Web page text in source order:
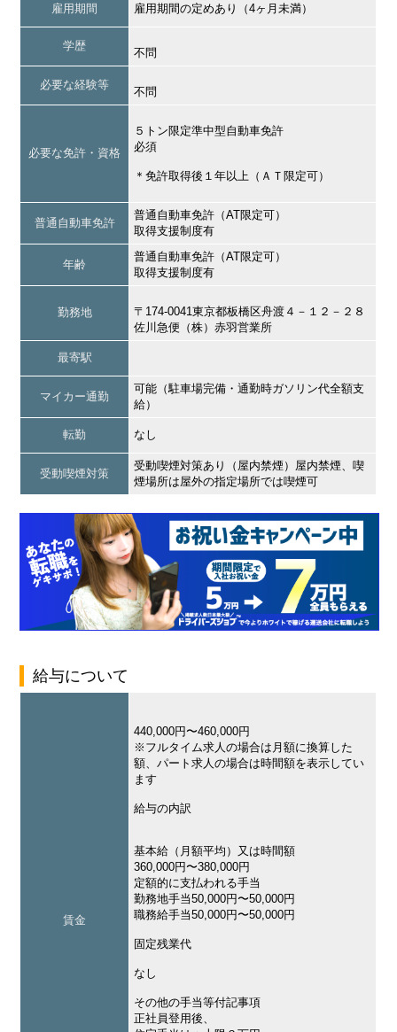
雇用期間 雇用期間の定めあり（4ヶ月未満）
学歴
不問
必要な経験等
不問
必要な免許・資格
５トン限定準中型自動車免許
必須
＊免許取得後１年以上（ＡＴ限定可）
普通自動車免許
普通自動車免許（AT限定可）
取得支援制度有
年齢
普通自動車免許（AT限定可）
取得支援制度有
勤務地
〒174-0041東京都板橋区舟渡４－１２－２８
佐川急便（株）赤羽営業所
最寄駅
マイカー通勤
可能（駐車場完備・通勤時ガソリン代全額支
給）
転勤 なし
受動喫煙対策
受動喫煙対策あり（屋内禁煙）屋内禁煙、喫
煙場所は屋外の指定場所では喫煙可
給与について
賃金
440,000円〜460,000円
※フルタイム求人の場合は月額に換算した
額、パート求人の場合は時間額を表示してい
ます
給与の内訳
基本給（月額平均）又は時間額
360,000円〜380,000円
定額的に支払われる手当
勤務地手当50,000円〜50,000円
職務給手当50,000円〜50,000円
固定残業代
なし
その他の手当等付記事項
正社員登用後、